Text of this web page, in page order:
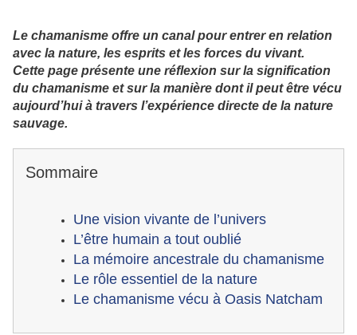
Le chamanisme offre un canal pour entrer en relation
avec la nature, les esprits et les forces du vivant.
Cette page présente une réflexion sur la signification
du chamanisme et sur la manière dont il peut être vécu
aujourd’hui à travers l’expérience directe de la nature
sauvage.
Sommaire
Une vision vivante de l’univers
L’être humain a tout oublié
La mémoire ancestrale du chamanisme
Le rôle essentiel de la nature
Le chamanisme vécu à Oasis Natcham